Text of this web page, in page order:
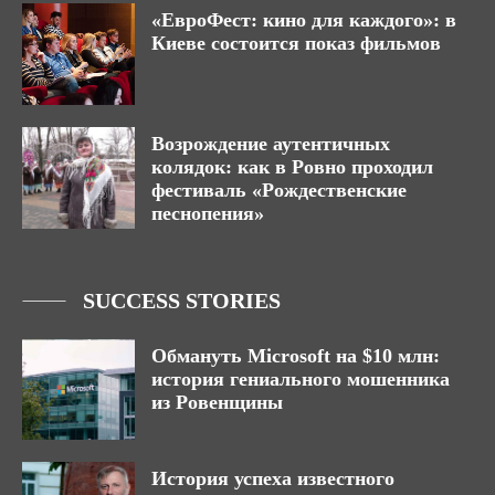
«ЕвроФест: кино для каждого»: в
Киеве состоится показ фильмов
Возрождение аутентичных
колядок: как в Ровно проходил
фестиваль «Рождественские
песнопения»
SUCCESS STORIES
Обмануть Microsoft на $10 млн:
история гениального мошенника
из Ровенщины
История успеха известного